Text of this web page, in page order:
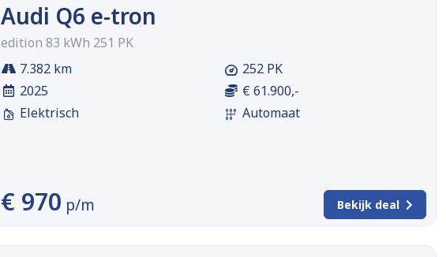
Audi Q6 e-tron
edition 83 kWh 251 PK
7.382 km
2025
Elektrisch
252 PK
€ 61.900,-
Automaat
€ 970 p/m Bekijk deal